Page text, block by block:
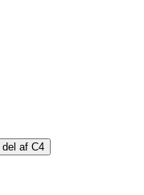
af C4